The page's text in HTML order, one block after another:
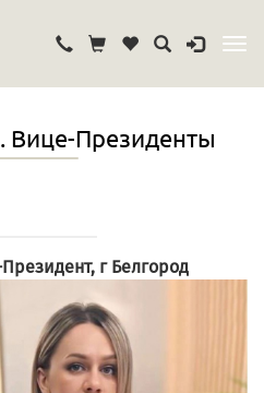
Вице-Президенты
г Белгород